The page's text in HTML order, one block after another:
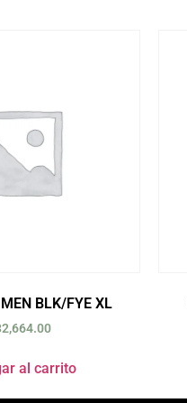
BLK/FYE XL
al carrito